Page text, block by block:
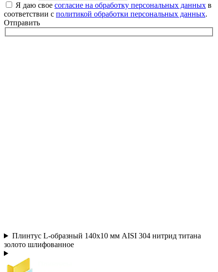
Я даю свое согласие на обработку персональных данных в
соответствии с политикой обработки персональных данных.
Отправить
Плинтус L-образный 140х10 мм AISI 304 нитрид титана
золото шлифованное